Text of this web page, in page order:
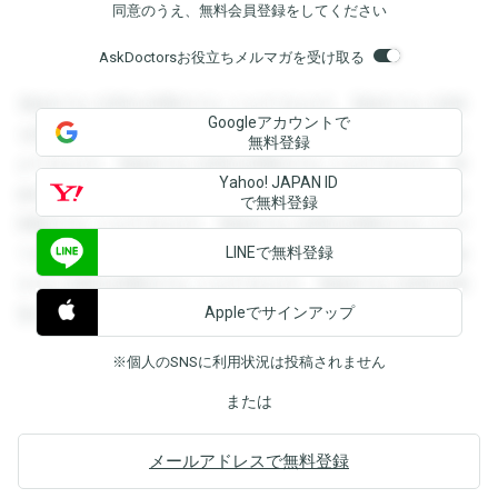
同意のうえ、無料会員登録をしてください
AskDoctorsお役立ちメルマガを受け取る
登録すると回答を閲覧することができます。登録すると回答
を閲覧することができます。登録すると回答を閲覧すること
ができます。登録すると回答を閲覧することができます。登
録すると回答を閲覧することができます。登録すると回答を
閲覧することができます。登録すると回答を閲覧することが
できます。登録すると回答を閲覧することができます。登録
すると回答を閲覧することができます。登録すると回答を閲
覧することができます。
Googleアカウントで
無料登録
Yahoo! JAPAN ID
で無料登録
LINEで無料登録
Appleでサインアップ
※個人のSNSに利用状況は投稿されません
または
メールアドレスで無料登録